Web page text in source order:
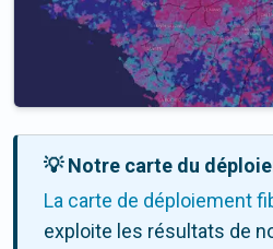
💡 Notre carte du
La carte de déploiement
exploite les résultats de